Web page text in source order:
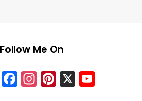
Follow Me On
Facebook
Instagram
Pinterest
X